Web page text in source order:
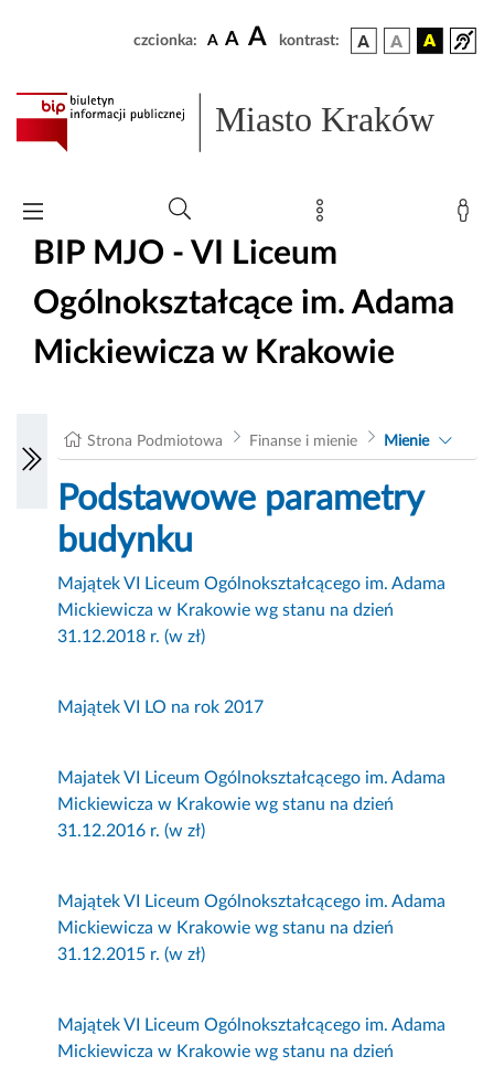
czcionka: A A A kontrast:
Miasto Kraków
BIP MJO - VI Liceum
Ogólnokształcące im. Adama
Mickiewicza w Krakowie
Strona Podmiotowa Finanse i mienie Mienie
Podstawowe parametry
budynku
Majątek VI Liceum Ogólnokształcącego im. Adama
Mickiewicza w Krakowie wg stanu na dzień
31.12.2018 r. (w zł)
Majątek VI LO na rok 2017
Majatek VI Liceum Ogólnokształcącego im. Adama
Mickiewicza w Krakowie wg stanu na dzień
31.12.2016 r. (w zł)
Majątek VI Liceum Ogólnokształcącego im. Adama
Mickiewicza w Krakowie wg stanu na dzień
31.12.2015 r. (w zł)
Majątek VI Liceum Ogólnokształcącego im. Adama
Mickiewicza w Krakowie wg stanu na dzień